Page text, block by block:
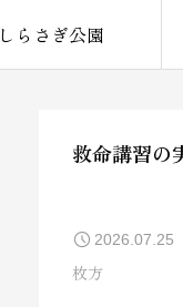
しらさぎ公園
救命講習の
2026.07.25
枚方